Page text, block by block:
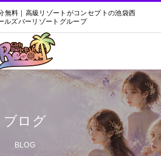
無料｜高級リゾートがコンセプトの池袋西
ルズバーリゾートグループ
ブログ
BLOG